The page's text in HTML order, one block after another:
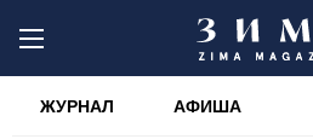
ЖУРНАЛ АФИША